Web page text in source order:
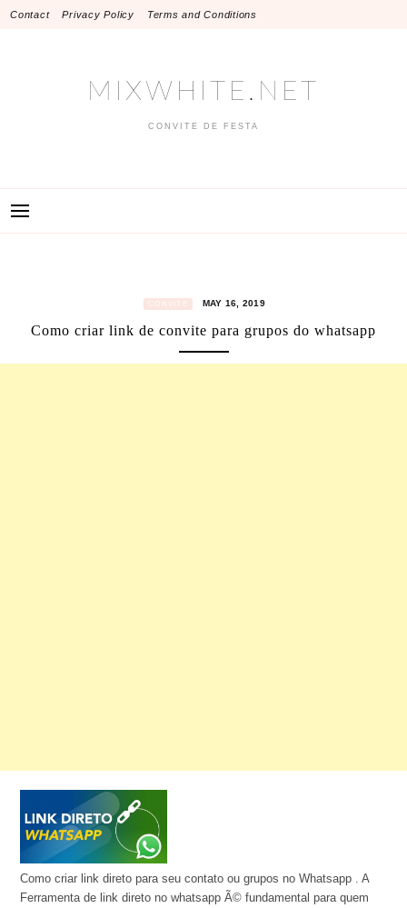
SkipContact Privacy Policy Terms and Conditions
MIXWHITE.NET
CONVITE DE FESTA
CONVITE MAY 16, 2019
Como criar link de convite para grupos do whatsapp
Como criar link direto para seu contato ou grupos no Whatsapp . A
Ferramenta de link direto no whatsapp Ã© fundamental para quem